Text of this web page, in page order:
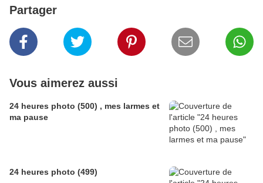
Partager
Vous aimerez aussi
24 heures photo (500) , mes larmes et
ma pause
24 heures photo (499)